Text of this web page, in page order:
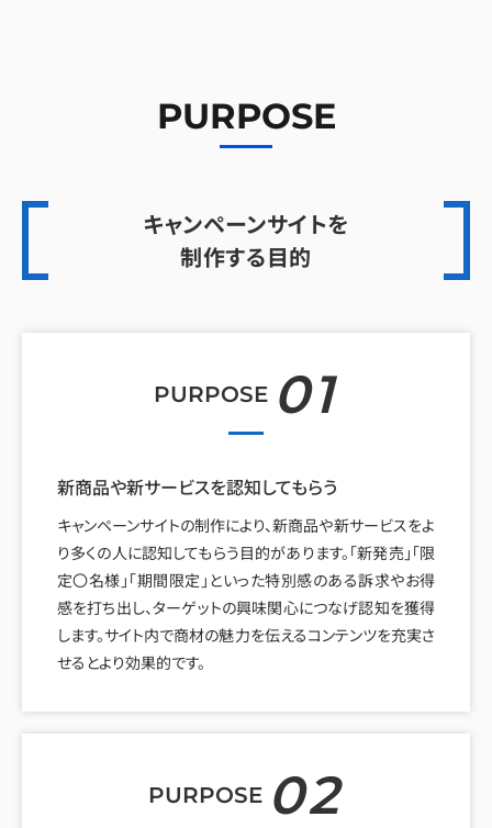
PURPOSE
キャンペーンサイトを
制作する目的
PURPOSE 01
新商品や新サービスを認知してもらう
キャンペーンサイトの制作により、新商品や新サービスをよ
り多くの人に認知してもらう目的があります。「新発売」「限
定〇名様」「期間限定」といった特別感のある訴求やお得
感を打ち出し、ターゲットの興味関心につなげ認知を獲得
します。サイト内で商材の魅力を伝えるコンテンツを充実さ
せるとより効果的です。
PURPOSE 02